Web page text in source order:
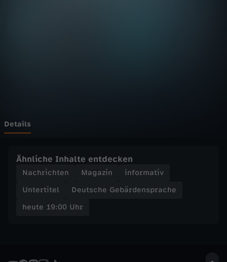
r
Z
D
Details
Ähnliche Inhalte entdecken
Nachrichten Magazin
informativ
Untertitel
Deutsche Gebärdensprache
heute 19:00 Uhr